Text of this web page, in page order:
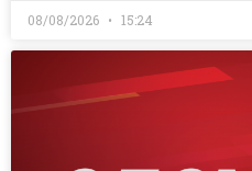
08/08/2026 15:24